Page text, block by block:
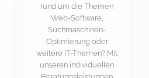
rund um die Themen
Web-Software,
Suchmaschinen-
Optimierung oder
weitere IT-Themen? Mit
unseren individuellen